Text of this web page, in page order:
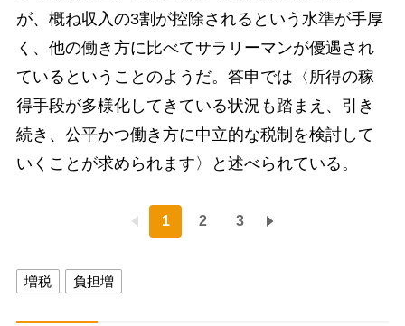
が、概ね収入の3割が控除されるという水準が手厚
く、他の働き方に比べてサラリーマンが優遇され
ているということのようだ。答申では〈所得の稼
得手段が多様化してきている状況も踏まえ、引き
続き、公平かつ働き方に中立的な税制を検討して
いくことが求められます〉と述べられている。
1 2 3
増税 負担増